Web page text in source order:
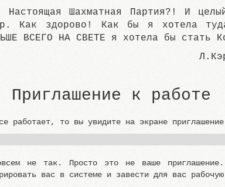
Шахматная Партия?! И
Как здорово! Как бы я хотела
ВСЕГО НА СВЕТЕ я хотела бы стать
к работе
работает, то вы увидите на экране
не так. Просто это не ваше
вас в системе и завести для вас